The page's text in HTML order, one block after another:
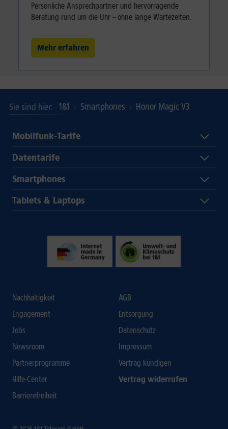
Persönliche Ansprechpartner und hervorragende
Beratung rund um die Uhr – ohne lange Wartezeiten.
Mehr erfahren
Sie sind hier 1&1 Smartphones Honor Magic V3
Mobilfunk-Tarife
Datentarife
Smartphones
Tablets & Laptops
Nachhaltigkeit
Engagement
Jobs
Newsroom
Partnerprogramme
Hilfe-Center
Barrierefreiheit
AGB
Entsorgung
Datenschutz
Impressum
Vertrag kündigen
Vertrag widerrufen